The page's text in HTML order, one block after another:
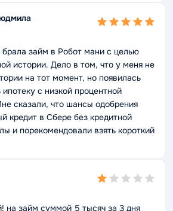
брала займ в Робот мани с целью
истории. Дело в том, что у меня не
на тот момент, но появилась
с низкой процентной
сказали, что шансы одобрения
кредит в Сбере без кредитной
и порекомендовали взять короткий
на займ суммой 5 тысяч за 3 дня